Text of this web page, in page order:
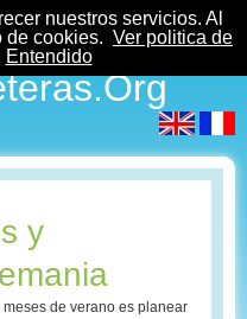
y
de verano es planear
nuestros servicios. Al
de cookies. Ver politica de
Entendido